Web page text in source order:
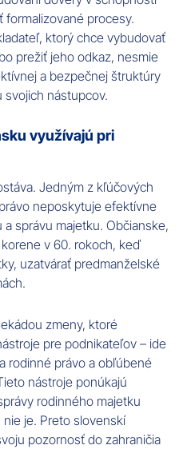
formalizované procesy.
ktorý chce vybudovať
prežiť jeho odkaz, nesmie
a bezpečnej štruktúry
svojich nástupcov.
využívajú pri
Jedným z kľúčových
neposkytuje efektívne
správu majetku. Občianske,
v 60. rokoch, keď
uzatvárať predmanželské
zmeny, ktoré
pre podnikateľov – ide
rodinné právo a obľúbené
nástroje ponúkajú
rodinného majetku
je. Preto slovenskí
pozornosť do zahraničia